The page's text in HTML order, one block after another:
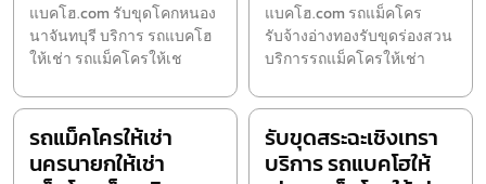
แบคโฮ.com รับขุดโคกหนอง
นาจันทบุรี บริการ รถแบคโฮ
ให้เช่า รถแม็คโครให้เช
แบคโฮ.com รถแม็คโคร
รับจ้างอ่างทองรับขุดร่องสวน
บริการรถแม็คโครให้เช่า
รถแม็คโครให้เช่า
นครนายกให้เช่า
รับขุดสระฉะเชิงเทรา
บริการ รถแบคโฮให้